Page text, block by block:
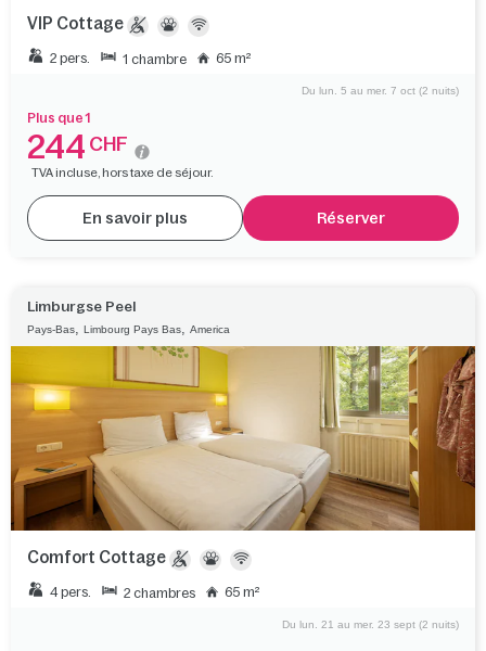
VIP Cottage
2 pers. 1 chambre 65 m²
Plus que 1
Du lun. 5 au mer. 7 oct (2 nuits)
244 CHF
TVA incluse, hors taxe de séjour.
En savoir plus Réserver
Limburgse Peel
Pays-Bas, Limbourg Pays Bas, America
Comfort Cottage
4 pers. 2 chambres 65 m²
Du lun. 21 au mer. 23 sept (2 nuits)